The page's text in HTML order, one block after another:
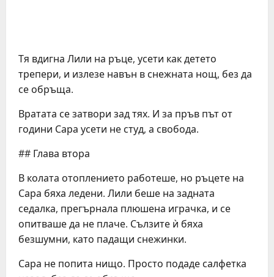
Тя вдигна Лили на ръце, усети как детето
трепери, и излезе навън в снежната нощ, без да
се обръща.
Вратата се затвори зад тях. И за пръв път от
години Сара усети не студ, а свобода.
## Глава втора
В колата отоплението работеше, но ръцете на
Сара бяха ледени. Лили беше на задната
седалка, прегърнала плюшена играчка, и се
опитваше да не плаче. Сълзите ѝ бяха
безшумни, като падащи снежинки.
Сара не попита нищо. Просто подаде салфетка